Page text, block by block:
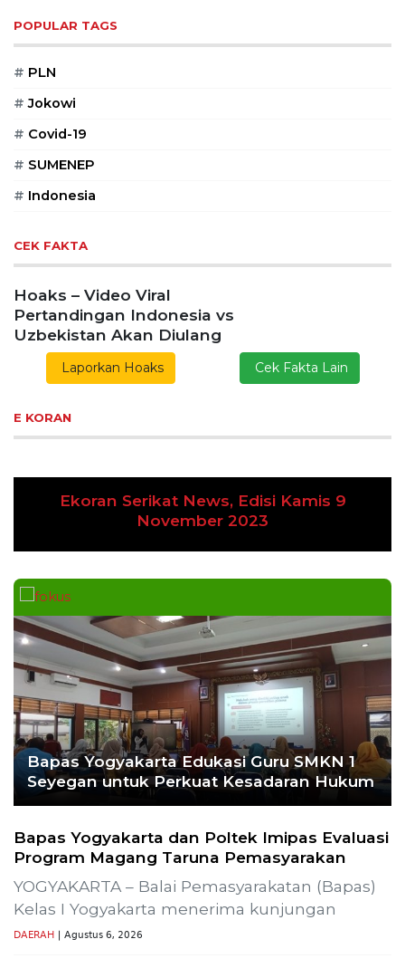
POPULAR TAGS
# PLN
# Jokowi
# Covid-19
# SUMENEP
# Indonesia
CEK FAKTA
Hoaks – Video Viral
Pertandingan Indonesia vs
Uzbekistan Akan Diulang
Laporkan Hoaks Cek Fakta Lain
E KORAN
Ekoran Serikat News, Edisi Kamis 9
November 2023
Bapas Yogyakarta Edukasi Guru SMKN 1
Seyegan untuk Perkuat Kesadaran Hukum
Bapas Yogyakarta dan Poltek Imipas Evaluasi
Program Magang Taruna Pemasyarakan
YOGYAKARTA – Balai Pemasyarakatan (Bapas)
Kelas I Yogyakarta menerima kunjungan
DAERAH | Agustus 6, 2026